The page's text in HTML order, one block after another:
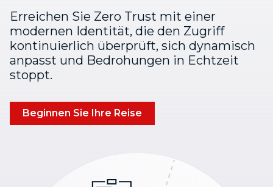
Erreichen Sie Zero Trust mit einer
modernen Identität, die den Zugriff
kontinuierlich überprüft, sich dynamisch
anpasst und Bedrohungen in Echtzeit
stoppt.
Beginnen Sie Ihre Reise